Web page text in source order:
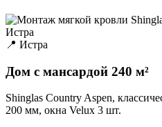
📍 Истра
Дом с мансардой 240 м²
Shinglas Country Aspen,
200 мм, окна Velux 3 шт.